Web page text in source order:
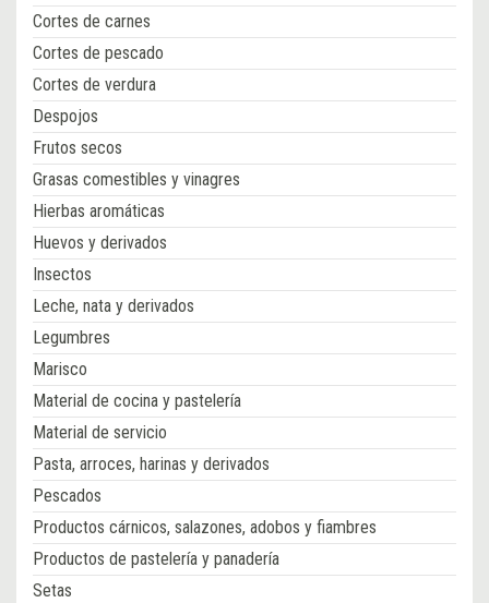
Cortes de carnes
Cortes de pescado
Cortes de verdura
Despojos
Frutos secos
Grasas comestibles y vinagres
Hierbas aromáticas
Huevos y derivados
Insectos
Leche, nata y derivados
Legumbres
Marisco
Material de cocina y pastelería
Material de servicio
Pasta, arroces, harinas y derivados
Pescados
Productos cárnicos, salazones, adobos y fiambres
Productos de pastelería y panadería
Setas